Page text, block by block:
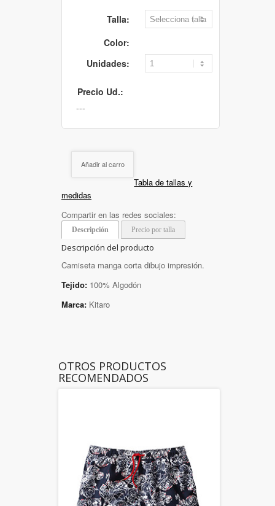
Talla:
Color:
Unidades:
Precio Ud.:
Añadir al carro
Tabla de tallas y
medidas
Compartir en las redes sociales:
Descripción Precio por talla
Descripción del producto
Camiseta manga corta dibujo impresión.
Tejido: 100% Algodón
Marca: Kitaro
OTROS PRODUCTOS
RECOMENDADOS